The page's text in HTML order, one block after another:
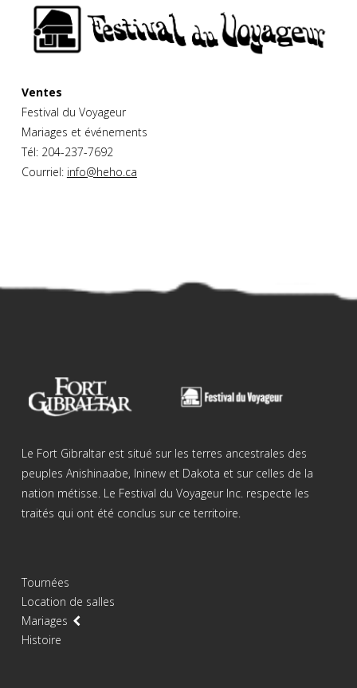
Ventes
Festival du Voyageur
Mariages et événements
Tél: 204-237-7692
Courriel: info@heho.ca
Le Fort Gibraltar est situé sur les terres ancestrales des
peuples Anishinaabe, Ininew et Dakota et sur celles de la
nation métisse. Le Festival du Voyageur Inc. respecte les
traités qui ont été conclus sur ce territoire.
Tournées
Location de salles
Mariages
Histoire